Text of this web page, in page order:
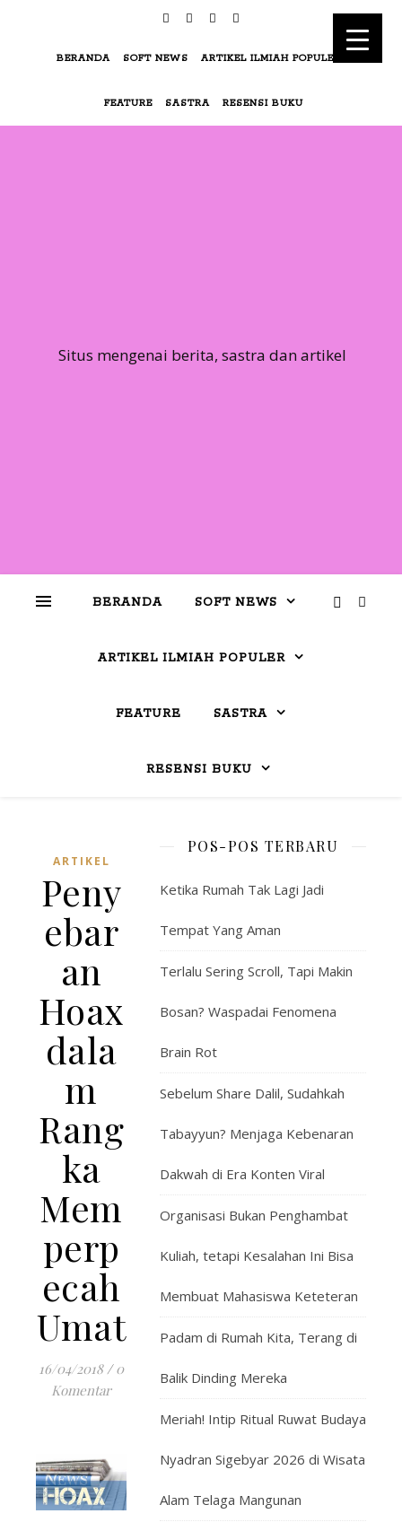
BERANDA SOFT NEWS ARTIKEL ILMIAH POPULER
FEATURE SASTRA RESENSI BUKU
Situs mengenai berita, sastra dan artikel
BERANDA SOFT NEWS
ARTIKEL ILMIAH POPULER
FEATURE SASTRA
RESENSI BUKU
ARTIKEL
Peny
ebar
an
Hoax
dala
m
Rang
ka
Mem
perp
ecah
Umat
16/04/2018 / 0
Komentar
POS-POS TERBARU
Ketika Rumah Tak Lagi Jadi
Tempat Yang Aman
Terlalu Sering Scroll, Tapi Makin
Bosan? Waspadai Fenomena
Brain Rot
Sebelum Share Dalil, Sudahkah
Tabayyun? Menjaga Kebenaran
Dakwah di Era Konten Viral
Organisasi Bukan Penghambat
Kuliah, tetapi Kesalahan Ini Bisa
Membuat Mahasiswa Keteteran
Padam di Rumah Kita, Terang di
Balik Dinding Mereka
Meriah! Intip Ritual Ruwat Budaya
Nyadran Sigebyar 2026 di Wisata
Alam Telaga Mangunan